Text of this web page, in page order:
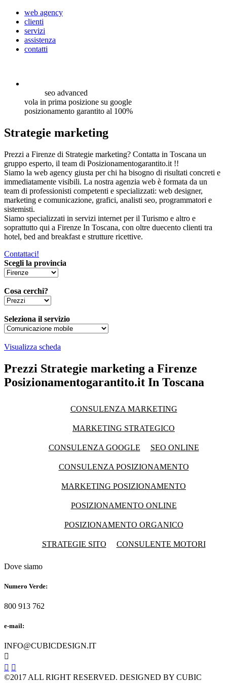
web agency
clienti
servizi
assistenza
contatti
seo advanced
vola in prima posizione su google
posizionamento garantito al 100%
Strategie marketing
Prezzi a Firenze di Strategie marketing? Contatta in Toscana un
gruppo esperto, il team di Posizionamentogarantito.it !!
Siamo la web agency giusta per chi ha bisogno di risultati concreti e
immediatamente visibili. La nostra agenzia web è formata da un
team di professionisti competenti e specializzati: web designer,
marketing e comunicazione, grafici, analisti seo, programmatori e
sistemisti.
Siamo specializzati in servizi internet per il Turismo e altro e
soprattutto qui a Firenze In Toscana, con oltre duecento clienti tra
hotel, bed and breakfast e strutture ricettive.
Contattaci!
Scegli la provincia
Cosa cerchi?
Seleziona il servizio
Visualizza scheda
Prezzi Strategie marketing a Firenze
Posizionamentogarantito.it In Toscana
CONSULENZA MARKETING
MARKETING STRATEGICO
CONSULENZA GOOGLE SEO ONLINE
CONSULENZA POSIZIONAMENTO
MARKETING POSIZIONAMENTO
POSIZIONAMENTO ONLINE
POSIZIONAMENTO ORGANICO
STRATEGIE SITO CONSULENTE MOTORI
Dove siamo
Numero Verde:
800 913 762
e-mail:
INFO@CUBICDESIGN.IT

 
©2017 ALL RIGHT RESERVED. DESIGNED BY CUBIC